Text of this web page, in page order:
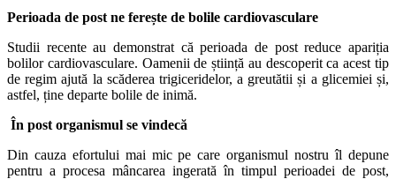
Perioada de post ne ferește de bolile cardiovasculare
Studii recente au demonstrat că perioada de post reduce apariția
bolilor cardiovasculare. Oamenii de știință au descoperit ca acest tip
de regim ajută la scăderea trigiceridelor, a greutătii și a glicemiei și,
astfel, ține departe bolile de inimă.
În post organismul se vindecă
Din cauza efortului mai mic pe care organismul nostru îl depune
pentru a procesa mâncarea ingerată în timpul perioadei de post,